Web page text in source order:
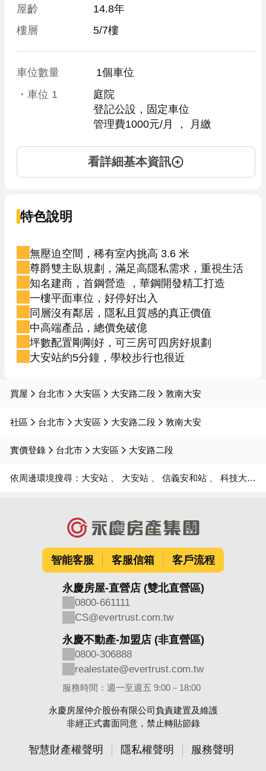
屋齡
14.8年
樓層
5/7樓
車位數量
1個車位
・車位 1
庭院
登記公設，固定車位
管理費1000元/月
， 月繳
看詳細基本資訊
特色說明
無壓迫空間，稀有室內挑高 3.6 米
尊爵雙主臥規劃，滿足高隱私需求，重視生活
知名建商，首鋼營造 ，華鋼開發精工打造
一樓平面車位，好停好出入
同層沒有鄰居，隱私且質感的真正價值
中高端產品，總價免破億
坪數配置剛剛好，可三房可四房好規劃
大安站約5分鐘，學校步行也很近
買屋 台北市 大安區 大安路二段 敦南大安
社區 台北市 大安區 大安路二段 敦南大安
實價登錄 台北市 大安區 大安路二段
依周邊環境搜尋： 大安站 大安站 信義安和站 科技大樓站
智能客服 客服信箱 客戶流程
永慶房屋-直營店 (雙北直營區)
0800-661111
CS@evertrust.com.tw
永慶不動產-加盟店 (非直營區)
0800-306888
realestate@evertrust.com.tw
服務時間：週一至週五 9:00－18:00
永慶房屋仲介股份有限公司負責建置及維護
非經正式書面同意，禁止轉貼節錄
智慧財產權聲明 隱私權聲明 服務聲明